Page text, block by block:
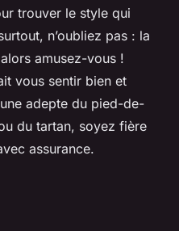
trouver le style qui
n’oubliez pas : la
amusez-vous !
vous sentir bien et
adepte du pied-de-
du tartan, soyez fière
assurance.